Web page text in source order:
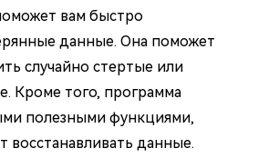
вам быстро
данные. Она поможет
случайно стертые или
Кроме того, программа
полезными функциями,
восстанавливать данные.